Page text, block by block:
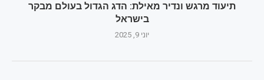
תיעוד מרגש ונדיר מאילת: הדג הגדול בעולם מבקר
בישראל
יוני 9, 2025